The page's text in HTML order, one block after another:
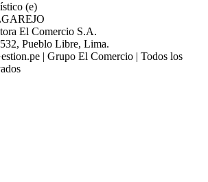
(e)
El Comercio S.A.
Pueblo Libre, Lima.
| Grupo El Comercio | Todos los